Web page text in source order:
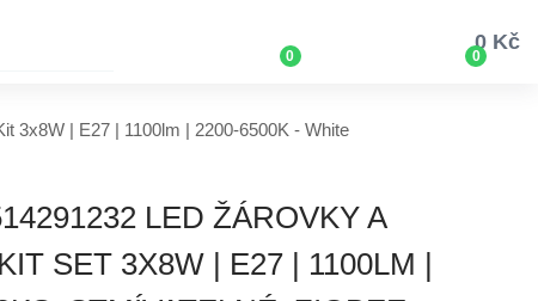
0 0
0 Kč
3x8W | E27 | 1100lm | 2200-6500K - White
LED ŽÁROVKY A
SET 3X8W | E27 | 1100LM |